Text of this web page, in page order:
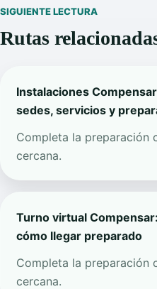
SIGUIENTE LECTURA
Rutas
Instalaciones
sedes, servicios y
Completa la preparación
cercana.
Turno virtual
cómo llegar preparado
Completa la preparación
cercana.